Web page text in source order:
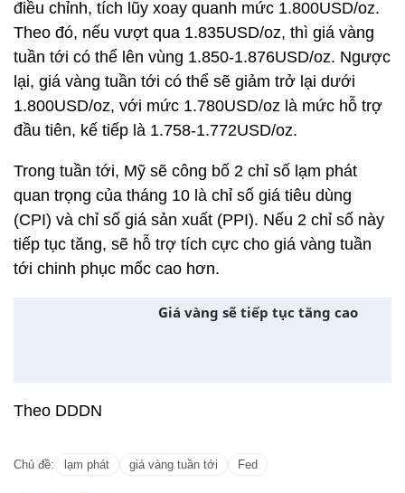
điều chỉnh, tích lũy xoay quanh mức 1.800USD/oz.
Theo đó, nếu vượt qua 1.835USD/oz, thì giá vàng
tuần tới có thể lên vùng 1.850-1.876USD/oz. Ngược
lại, giá vàng tuần tới có thể sẽ giảm trở lại dưới
1.800USD/oz, với mức 1.780USD/oz là mức hỗ trợ
đầu tiên, kế tiếp là 1.758-1.772USD/oz.
Trong tuần tới, Mỹ sẽ công bố 2 chỉ số lạm phát
quan trọng của tháng 10 là chỉ số giá tiêu dùng
(CPI) và chỉ số giá sản xuất (PPI). Nếu 2 chỉ số này
tiếp tục tăng, sẽ hỗ trợ tích cực cho giá vàng tuần
tới chinh phục mốc cao hơn.
Giá vàng sẽ tiếp tục tăng cao
Theo DDDN
Chủ đề: lạm phát giá vàng tuần tới Fed